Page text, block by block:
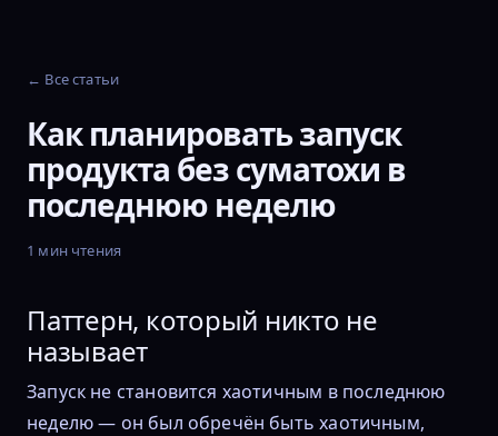
← Все статьи
Как планировать запуск
продукта без суматохи в
последнюю неделю
1 мин чтения
Паттерн, который никто не
называет
Запуск не становится хаотичным в последнюю
неделю — он был обречён быть хаотичным,